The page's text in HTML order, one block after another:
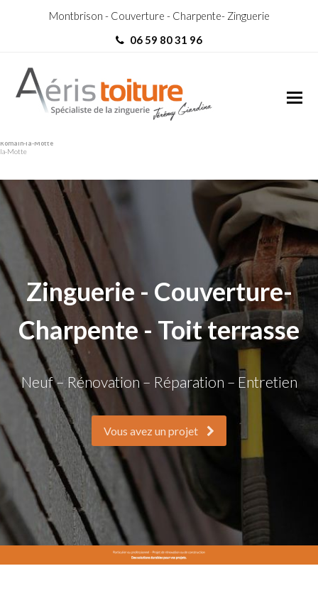
Montbrison - Couverture - Charpente- Zinguerie
06 59 80 31 96
Romain-la-Motte
la-Motte
Zinguerie - Couverture-
Charpente - Toit terrasse
Neuf – Rénovation – Réparation – Entretien
Vous avez un projet